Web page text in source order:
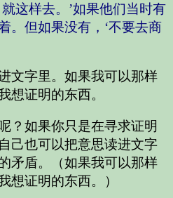
这样去。’如果他们当时有
。但如果没有，‘不要去商
文字里。如果我可以那样
想证明的东西。
？如果你只是在寻求证明
己也可以把意思读进文字
矛盾。（如果我可以那样
想证明的东西。）